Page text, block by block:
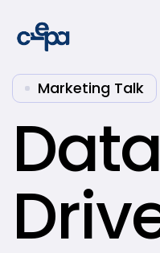
Marketing Talk
Data